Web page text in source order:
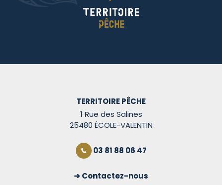
TERRITOIRE PÊCHE
1 Rue des Salines
25480 ÉCOLE-VALENTIN
03 81 88 06 47
Contactez-nous